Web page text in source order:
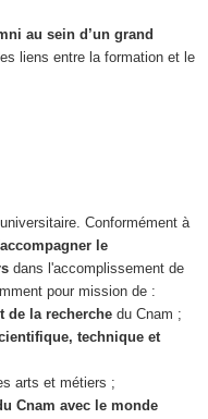
au sein d’un grand
liens entre la formation et le
Conformément à
le
dans l'accomplissement de
pour mission de :
de la recherche du Cnam ;
technique et
arts et métiers ;
Cnam avec le monde